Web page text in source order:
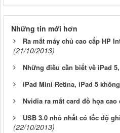
Những tin mới hơn
Ra mắt máy chủ cao cấp HP
(21/10/2013)
Những điều cần biết về iPad
iPad Mini Retina, iPad 5
Nvidia ra mắt card đồ họa cao
USB 3.0 nhỏ nhất có tốc độ
(22/10/2013)